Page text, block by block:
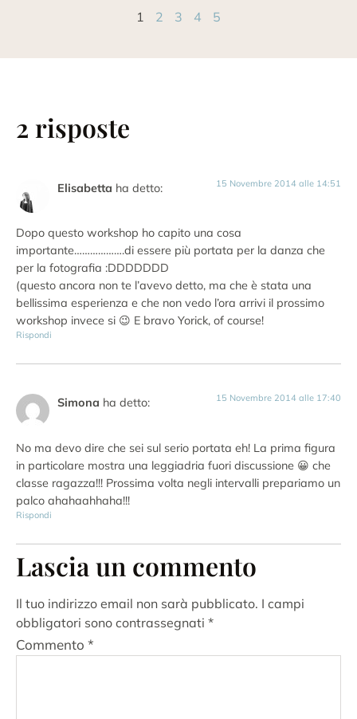
1 2 3 4 5
2 risposte
Elisabetta ha detto: 15 Novembre 2014 alle 14:51
Dopo questo workshop ho capito una cosa
importante……………….di essere più portata per la danza che
per la fotografia :DDDDDDD
(questo ancora non te l’avevo detto, ma che è stata una
bellissima esperienza e che non vedo l’ora arrivi il prossimo
workshop invece si 😉 E bravo Yorick, of course!
Rispondi
Simona ha detto: 15 Novembre 2014 alle 17:40
No ma devo dire che sei sul serio portata eh! La prima figura
in particolare mostra una leggiadria fuori discussione 😀 che
classe ragazza!!! Prossima volta negli intervalli prepariamo un
palco ahahaahhaha!!!
Rispondi
Lascia un commento
Il tuo indirizzo email non sarà pubblicato. I campi
obbligatori sono contrassegnati *
Commento *